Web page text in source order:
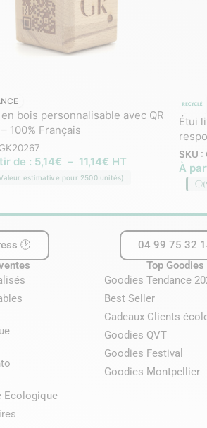
bois personnalisable avec QR
100% Français
GK20267
de : 5,14€ – 11,14€ HT
estimative pour 2500 unités)
Étui
SKU :
À
🕑
Ecologique
04 99 75 32
Top Goodies
Goodies Tendance
Best Seller
Cadeaux Clients
Goodies QVT
Goodies Festival
Goodies Montpellier